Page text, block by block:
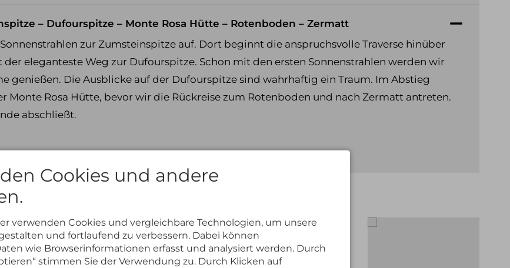
– Dufourspitze – Monte Rosa Hütte – Rotenboden – Zermatt
zur Zumsteinspitze auf. Dort beginnt die anspruchsvolle Traverse hinüber
eleganteste Weg zur Dufourspitze. Schon mit den ersten Sonnenstrahlen werden wir
genießen. Die Ausblicke auf der Dufourspitze sind wahrhaftig ein Traum. Im Abstieg
Monte Rosa Hütte, bevor wir die Rückreise zum Rotenboden und nach Zermatt antreten.
abschließt.
Cookies und andere
verwenden Cookies und vergleichbare Technologien, um unsere
und fortlaufend zu verbessern. Dabei können
wie Browserinformationen erfasst und analysiert werden. Durch
stimmen Sie der Verwendung zu. Durch Klicken auf